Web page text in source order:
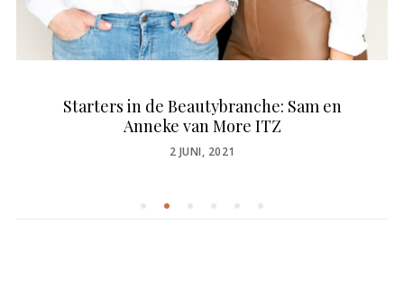
Starters in de Beautybranche: Sam en
Anneke van More ITZ
POSTED
2 JUNI, 2021